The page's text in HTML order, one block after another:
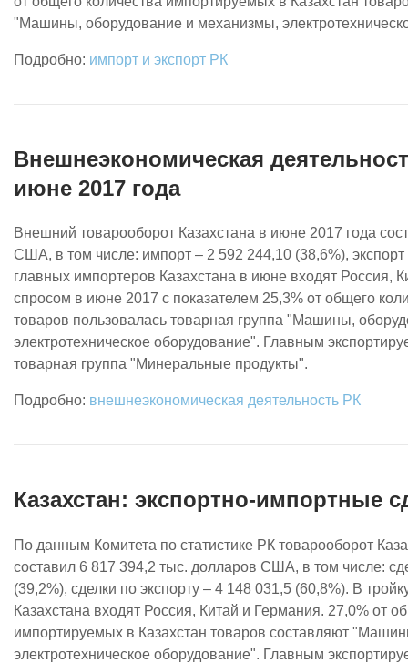
"Машины, оборудование и механизмы,
импорт и экспорт РК
Внешнеэкономическая
июне 2017 года
Внешний товарооборот Казахстана в июне 2017 года
США, в том числе: импорт – 2 592 244,10 (38,6%),
главных импортеров Казахстана в июне входят Россия,
спросом в июне 2017 с показателем 25,3% от общего
товаров пользовалась товарная группа "Машины,
электротехническое оборудование". Главным
товарная группа "Минеральные продукты".
внешнеэкономическая деятельность РК
Казахстан: экспортно-импортные
По данным Комитета по статистике РК товарооборот
составил 6 817 394,2 тыс. долларов США, в том числе:
(39,2%), сделки по экспорту – 4 148 031,5 (60,8%). В
Казахстана входят Россия, Китай и Германия. 27,0% от
импортируемых в Казахстан товаров составляют
электротехническое оборудование". Главным